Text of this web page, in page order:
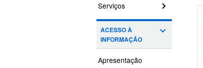
Serviços
ACESSO À
INFORMAÇÃO
Apresentação